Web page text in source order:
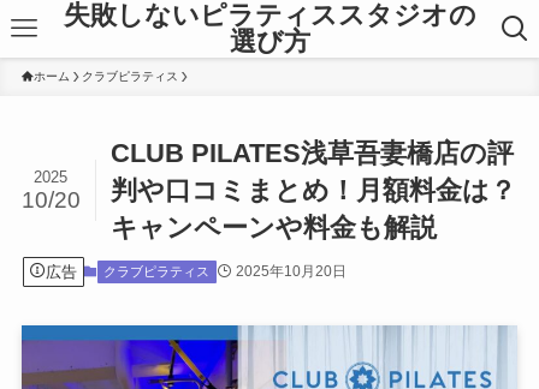
失敗しないピラティススタジオの
選び方
ホーム クラブピラティス
CLUB PILATES浅草吾妻橋店の評
判や口コミまとめ！月額料金は？
キャンペーンや料金も解説
2025
10/20
広告 クラブピラティス 2025年10月20日